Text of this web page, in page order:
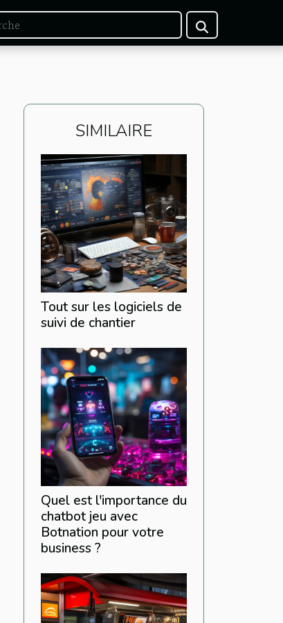
SIMILAIRE
Tout sur les logiciels de
suivi de chantier
Quel est l'importance du
chatbot jeu avec
Botnation pour votre
business ?